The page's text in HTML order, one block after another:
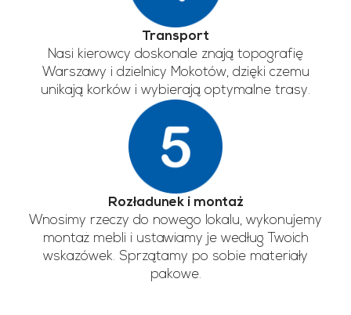
Transport
Nasi kierowcy doskonale znają topografię
Warszawy i dzielnicy Mokotów, dzięki czemu
unikają korków i wybierają optymalne trasy.
Rozładunek i montaż
Wnosimy rzeczy do nowego lokalu, wykonujemy
montaż mebli i ustawiamy je według Twoich
wskazówek. Sprzątamy po sobie materiały
pakowe.